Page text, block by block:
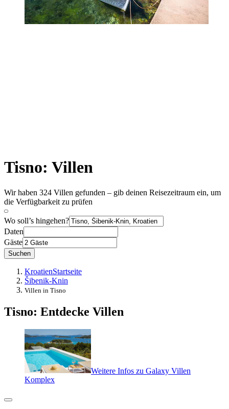
Tisno: Villen
Wir haben 324 Villen gefunden – gib deinen Reisezeitraum ein, um
die Verfügbarkeit zu prüfen
Wo soll’s hingehen?
Daten
Gäste
Suchen
KroatienStartseite
Šibenik-Knin
Villen in Tisno
Tisno: Entdecke Villen
Weitere Infos zu Galaxy Villen
Komplex